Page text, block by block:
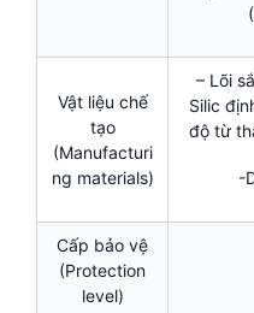
Vật liệu chế
tạo
(Manufacturi
ng materials)
– Lõi
Silic
độ từ
-
Cấp bảo vệ
(Protection
level)